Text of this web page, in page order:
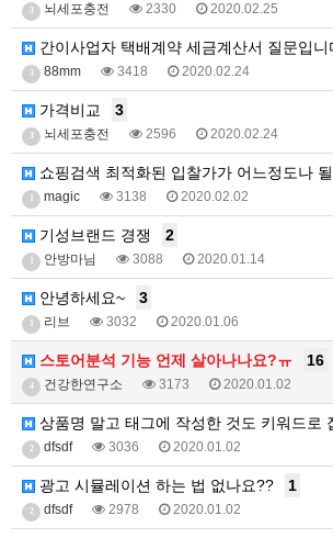
3 뇌세포충전 2330 2020.02.25
간이사업자 택배계약 세금계산서 질문입니
3 88mm 3418 2020.02.24
가격비교 3
3 뇌세포충전 2596 2020.02.24
쇼핑검색 최적화된 입찰가가 어느정도나
magic 3138 2020.02.02
기성브랜드 경쟁 2
안방마님 3088 2020.01.14
안녕하세요~ 3
리브 3032 2020.01.06
스토어분석 기능 언제 살아나나요?ㅠ 16
4 건강한연구소 3173 2020.01.02
상품명 말고 태그에 작성한 것도 키워드로
2 dfsdf 3036 2020.01.02
광고 시뮬레이션 하는 법 없나요?? 1
2 dfsdf 2978 2020.01.02